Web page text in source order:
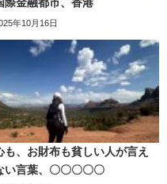
際金融都市、香港
年10月16日
も、お財布も貧しい人が言え
い言葉、〇〇〇〇〇